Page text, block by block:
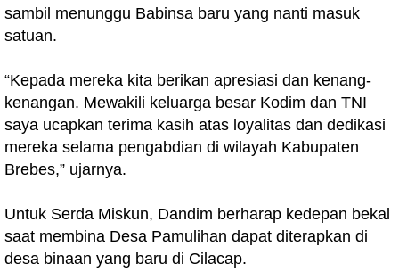
sambil menunggu Babinsa baru yang nanti masuk
satuan.
“Kepada mereka kita berikan apresiasi dan kenang-
kenangan. Mewakili keluarga besar Kodim dan TNI
saya ucapkan terima kasih atas loyalitas dan dedikasi
mereka selama pengabdian di wilayah Kabupaten
Brebes,” ujarnya.
Untuk Serda Miskun, Dandim berharap kedepan bekal
saat membina Desa Pamulihan dapat diterapkan di
desa binaan yang baru di Cilacap.